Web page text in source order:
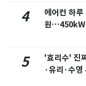
4
에어컨 하
원
5
'효리수' 진
·유리·수